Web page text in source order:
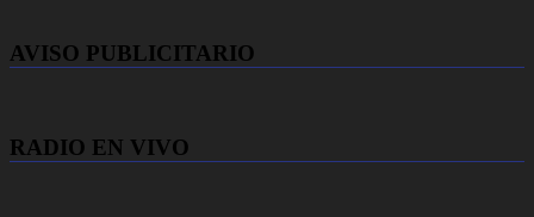
AVISO PUBLICITARIO
RADIO EN VIVO